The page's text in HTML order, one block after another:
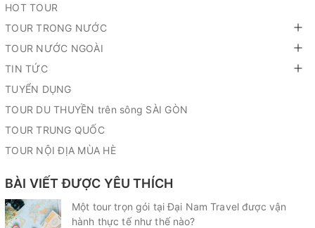
HOT TOUR
TOUR TRONG NƯỚC
TOUR NƯỚC NGOÀI
TIN TỨC
TUYỂN DỤNG
TOUR DU THUYỀN trên sông SÀI GÒN
TOUR TRUNG QUỐC
TOUR NỘI ĐỊA MÙA HÈ
BÀI VIẾT ĐƯỢC YÊU THÍCH
Một tour trọn gói tại Đại Nam Travel được vận
hành thực tế như thế nào?